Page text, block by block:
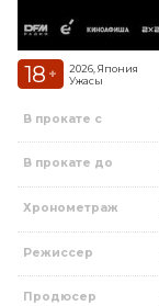
18 +
2026, Япония
Ужасы
В прокате с
В прокате до
Хронометраж
Режиссер
Продюсер